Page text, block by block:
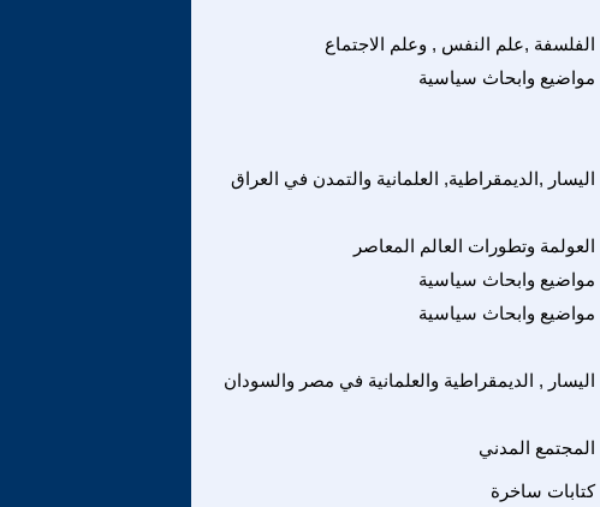
الفلسفة ,علم النفس , وعلم الاجتماع
مواضيع وابحاث سياسية
اليسار ,الديمقراطية, العلمانية والتمدن في العراق
العولمة وتطورات العالم المعاصر
مواضيع وابحاث سياسية
مواضيع وابحاث سياسية
اليسار , الديمقراطية والعلمانية في مصر والسودان
المجتمع المدني
كتابات ساخرة